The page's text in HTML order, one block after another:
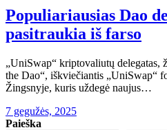
Populiariausias Dao
pasitraukia iš farso
„UniSwap“ kriptovaliutų delegatas,
the Dao“, iškviečiantis „UniSwap“
Žingsnyje, kuris uždegė naujus…
7 gegužės, 2025
Paieška